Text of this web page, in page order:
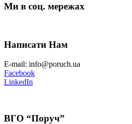
Ми в соц. мережах
Написати Нам
E-mail: info@poruch.ua
Facebook
LinkedIn
ВГО “Поруч”